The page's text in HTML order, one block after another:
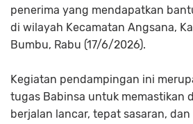
penerima yang mendapatkan
di wilayah Kecamatan Angsana,
Bumbu, Rabu (17/6/2026).
Kegiatan pendampingan ini
tugas Babinsa untuk memastikan
berjalan lancar, tepat sasaran,